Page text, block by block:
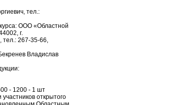
тел.:
ООО «Областной
г.
тел.: 267-35-66,
Владислав
- 1200 - 1 шт
открытого